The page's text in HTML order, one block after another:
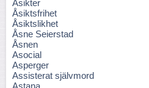
Åsikter
Åsiktsfrihet
Åsiktslikhet
Åsne Seierstad
Åsnen
Asocial
Asperger
Assisterat självmord
Astana